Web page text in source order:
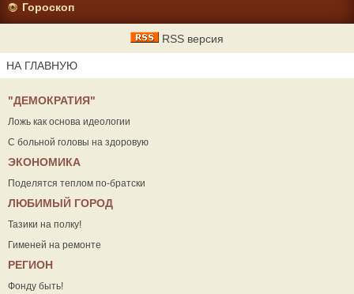
Гороскоп
RSS версия
НА ГЛАВНУЮ
"ДЕМОКРАТИЯ"
Ложь как основа идеологии
С больной головы на здоровую
ЭКОНОМИКА
Поделятся теплом по-братски
ЛЮБИМЫЙ ГОРОД
Тазики на полку!
Гименей на ремонте
РЕГИОН
Фонду быть!